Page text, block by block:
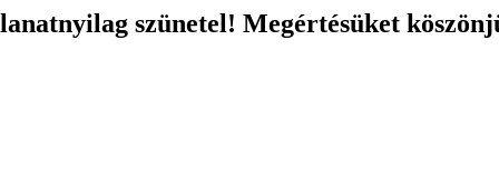
szünetel! Megértésüket